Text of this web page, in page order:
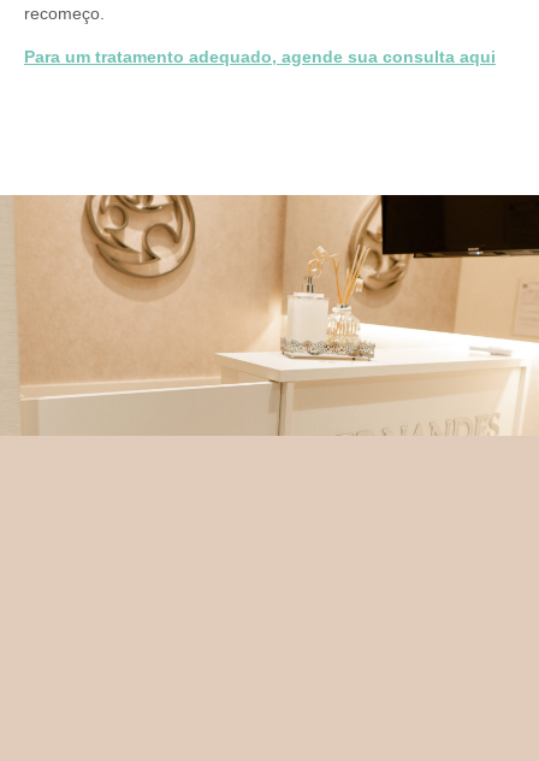
recomeço.
Para um tratamento adequado, agende sua consulta aqui